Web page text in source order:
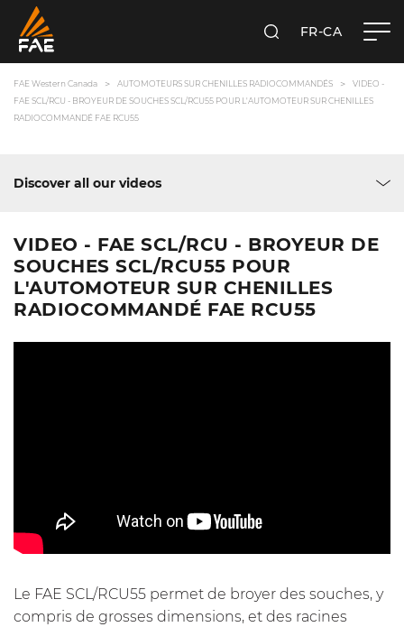
RECHERCHER
FR-CA
FAE Western Canada AUTOMOTEURS SUR CHENILLES RADIOCOMMANDÉS
VIDEO -
FAE SCL/RCU - BROYEUR DE SOUCHES SCL/RCU55 POUR L'AUTOMOTEUR SUR CHENILLES
RADIOCOMMANDÉ FAE RCU55
Discover all our videos
VIDEO - FAE SCL/RCU - BROYEUR DE
SOUCHES SCL/RCU55 POUR
L'AUTOMOTEUR SUR CHENILLES
RADIOCOMMANDÉ FAE RCU55
Le FAE SCL/RCU55 permet de broyer des souches, y
compris de grosses dimensions, et des racines